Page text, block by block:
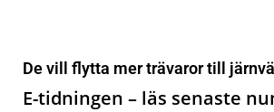
De vill flytta mer trävaror till
E-tidningen – läs senaste